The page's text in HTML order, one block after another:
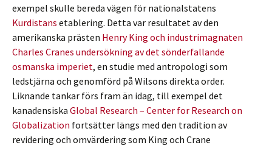
exempel skulle bereda vägen för nationalstatens
Kurdistans etablering. Detta var resultatet av den
amerikanska prästen Henry King och industrimagnaten
Charles Cranes undersökning av det sönderfallande
osmanska imperiet, en studie med antropologi som
ledstjärna och genomförd på Wilsons direkta order.
Liknande tankar förs fram än idag, till exempel det
kanadensiska Global Research – Center for Research on
Globalization fortsätter längs med den tradition av
revidering och omvärdering som King och Crane